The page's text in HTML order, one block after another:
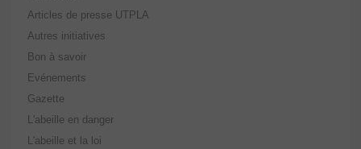
Articles de presse UTPLA
Autres initiatives
Bon à savoir
Evénements
Gazette
L'abeille en danger
L'abeille et la loi